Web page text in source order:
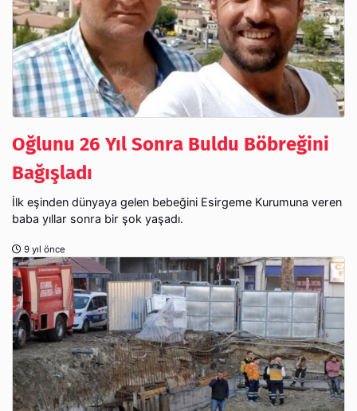
Oğlunu 26 Yıl Sonra Buldu Böbreğini
Bağışladı
İlk eşinden dünyaya gelen bebeğini Esirgeme Kurumuna veren
baba yıllar sonra bir şok yaşadı.
9 yıl önce